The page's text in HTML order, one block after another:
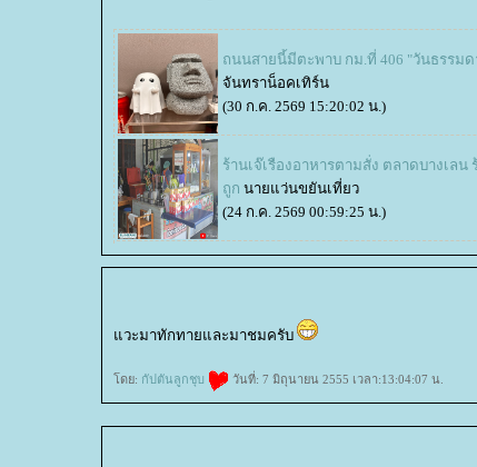
ถนนสายนี้มีตะพาบ กม.ที่ 406 "วันธรรม
จันทราน็อคเทิร์น
(30 ก.ค. 2569 15:20:02 น.)
ร้านเจ๊เรืองอาหารตามสั่ง ตลาดบางเลน
ถูก นายแว่นขยันเที่ยว
(24 ก.ค. 2569 00:59:25 น.)
วะมาทักทายและมาชมครับ
ดย: กัปตันลูกชุบ วันที่: 7 มิถุนายน 2555 เวลา:13:04:07 น.